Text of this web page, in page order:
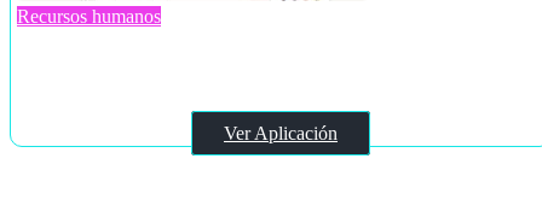
Recursos humanos
Ver Aplicación